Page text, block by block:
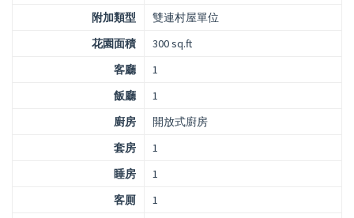
附加類型
雙連村屋單位
花園面積
300 sq.ft
客廳
1
飯廳
1
廚房
開放式廚房
套房
1
睡房
1
客厠
1